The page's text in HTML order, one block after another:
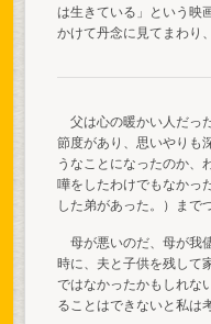
は生きている」という映
かけて丹念に見てまわり
父は心の暖かい人だっ
節度があり、思いやりも
うなことになったのか、
嘩をしたわけでもなかっ
した弟があった。）まで
母が悪いのだ、母が我
時に、夫と子供を残して
ではなかったかもしれな
ることはできないと私は